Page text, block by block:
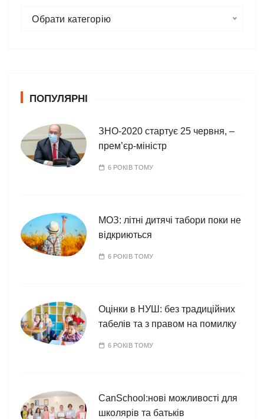
р
Обрати категорію
ПОПУЛЯРНІ
ЗНО-2020 стартує 25 червня, –
прем’єр-міністр
6 РОКІВ ТОМУ
МОЗ: літні дитячі табори поки не
відкриються
6 РОКІВ ТОМУ
Оцінки в НУШ: без традиційних
табелів та з правом на помилку
6 РОКІВ ТОМУ
CanSchool:нові можливості для
школярів та батьків